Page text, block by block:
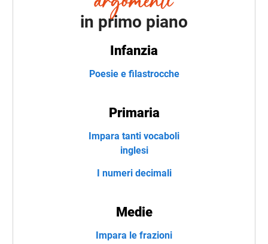
in primo piano
Infanzia
Poesie e filastrocche
Primaria
Impara tanti vocaboli
inglesi
I numeri decimali
Medie
Impara le frazioni